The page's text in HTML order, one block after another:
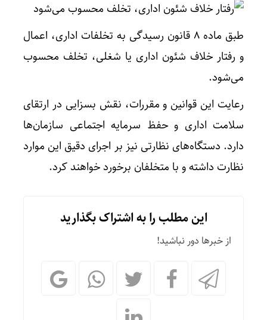
طبق ماده ۸ قانون رسیدگی به تخلفات اداری، اعمال
و رفتار خلاف شئون اداری یا شغلی، تخلف محسوب
می‌شود.
رعایت این قوانین و مقررات، نقش بسزایی در ارتقای
سلامت اداری و حفظ سرمایه اجتماعی سازمان‌ها
دارد. دستگاه‌های نظارتی نیز بر اجرای دقیق این موارد
نظارت داشته و با متخلفان برخورد خواهند کرد.
این مطلب را به اشتراک بگذارید
از خبرها دور نباشید!